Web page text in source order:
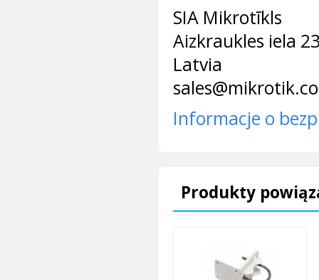
SIA Mikrotīkls
Aizkraukles iela
Latvia
Informacje o
Produkty